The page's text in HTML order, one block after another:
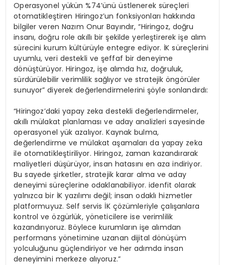
Operasyonel yükün %74’ünü üstlenerek süreçleri
otomatikleştiren Hiringoz’un fonksiyonları hakkında
bilgiler veren Nazım Onur Bayındır, “Hiringoz, doğru
insanı, doğru role akıllı bir şekilde yerleştirerek işe alım
sürecini kurum kültürüyle entegre ediyor. İK süreçlerini
uyumlu, veri destekli ve şeffaf bir deneyime
dönüştürüyor. Hiringoz, işe alımda hız, doğruluk,
sürdürülebilir verimlilik sağlıyor ve stratejik öngörüler
sunuyor” diyerek değerlendirmelerini şöyle sonlandırdı:
“Hiringoz’daki yapay zeka destekli değerlendirmeler,
akıllı mülakat planlaması ve aday analizleri sayesinde
operasyonel yük azalıyor. Kaynak bulma,
değerlendirme ve mülakat aşamaları da yapay zeka
ile otomatikleştiriliyor. Hiringoz, zaman kazandırarak
maliyetleri düşürüyor, insan hatasını en aza indiriyor.
Bu sayede şirketler, stratejik karar alma ve aday
deneyimi süreçlerine odaklanabiliyor. idenfit olarak
yalnızca bir İK yazılımı değil; insan odaklı hizmetler
platformuyuz. Self servis İK çözümleriyle çalışanlara
kontrol ve özgürlük, yöneticilere ise verimlilik
kazandırıyoruz. Böylece kurumların işe alımdan
performans yönetimine uzanan dijital dönüşüm
yolculuğunu güçlendiriyor ve her adımda insan
deneyimini merkeze alıyoruz.”